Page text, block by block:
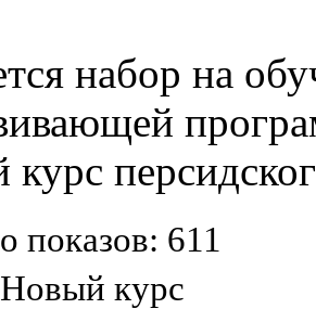
набор на
курс
показов: 611
курс